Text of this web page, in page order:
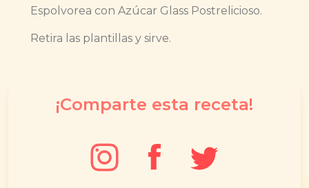
Espolvorea con Azúcar Glass Postrelicioso.
Retira las plantillas y sirve.
¡Comparte esta receta!